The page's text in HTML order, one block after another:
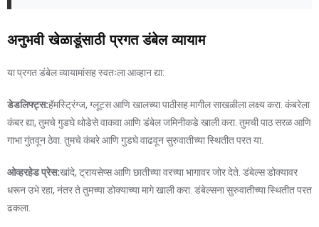
अनुभवी खेळाडूंसाठी प्रगत डंबेल व्यायाम
या प्रगत डंबेल व्यायामांसह स्वतःला आव्हान द्या:
डेडलिफ्ट्स:हॅमस्ट्रिंग्ज, ग्लूट्स आणि खालच्या पाठीसह मागील साखळीला लक्ष्य करा. कंबरेला
कंबर द्या, तुमचे गुडघे थोडेसे वाकवा आणि डंबेल जमिनीकडे खाली करा. तुमची पाठ सरळ आणि
गाभा गुंतवून ठेवा. तुमचे कंबरे आणि गुडघे वाढवून सुरुवातीच्या स्थितीत परत या.
ओव्हरहेड प्रेस:खांदे, ट्रायसेप्स आणि छातीच्या वरच्या भागावर जोर देते. डंबेल्स डोक्यावर
धरून उभे रहा, नंतर ते तुमच्या डोक्याच्या मागे खाली करा. डंबेल्सना सुरुवातीच्या स्थितीत परत
ढकला.